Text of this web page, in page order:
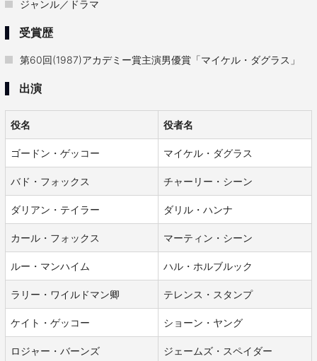
ジャンル／ドラマ
受賞歴
第60回(1987)アカデミー賞主演男優賞「マイケル・ダグラス」
出演
役名 役者名
ゴードン・ゲッコー マイケル・ダグラス
バド・フォックス チャーリー・シーン
ダリアン・テイラー ダリル・ハンナ
カール・フォックス マーティン・シーン
ルー・マンハイム ハル・ホルブルック
ラリー・ワイルドマン卿 テレンス・スタンプ
ケイト・ゲッコー ショーン・ヤング
ロジャー・バーンズ ジェームズ・スペイダー